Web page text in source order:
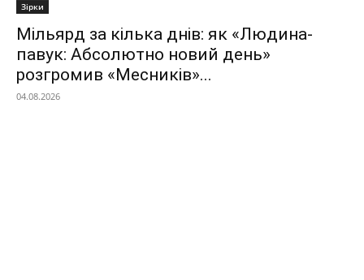
Зірки
Мільярд за кілька днів: як «Людина-
павук: Абсолютно новий день»
розгромив «Месників»...
04.08.2026